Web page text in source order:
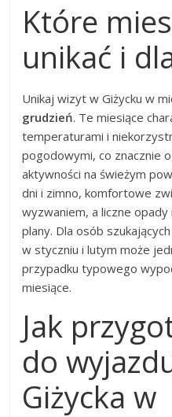
Które
unikać i
Unikaj wizyt w Giżycku w
grudzień. Te miesiące
temperaturami i
pogodowymi, co znacznie
aktywności na świeżym
dni i zimno, komfortowe
wyzwaniem, a liczne
plany. Dla osób
w styczniu i lutym może
przypadku typowego
miesiące.
Jak
do
Giżycka w